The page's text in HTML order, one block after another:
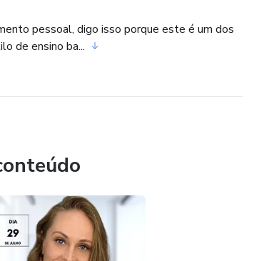
pessoal, digo isso porque este é um dos
de ensino ba...